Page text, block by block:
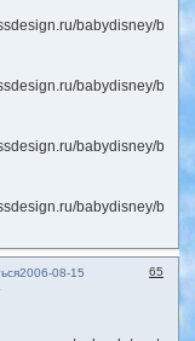
65
2006-08-15